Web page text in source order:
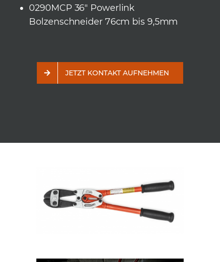
0290MCP 36″ Powerlink
Bolzenschneider 76cm bis 9,5mm
JETZT KONTAKT AUFNEHMEN